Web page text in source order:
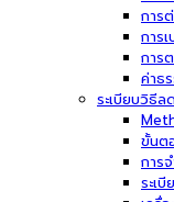
การ
การ
การ
ค่าธ
ระเบียบวิธีล
ขั้นต
การ
ระเ